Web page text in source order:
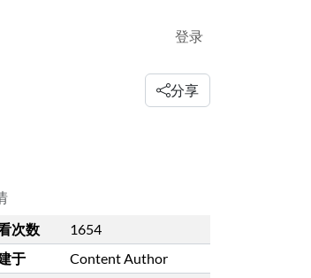
登录
分享
次数
1654
于
Content Author